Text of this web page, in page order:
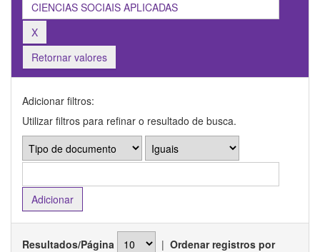
Retornar valores
Adicionar filtros:
Utilizar filtros para refinar o resultado de busca.
Resultados/Página | Ordenar registros por